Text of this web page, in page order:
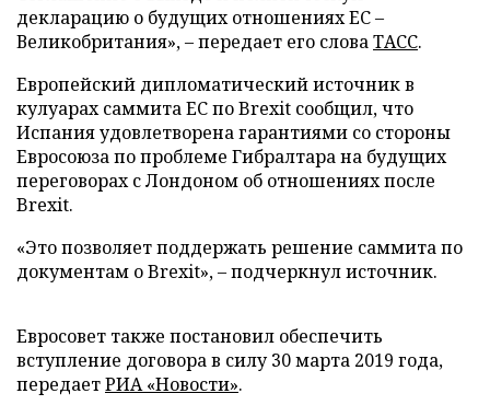
декларацию о будущих отношениях ЕС –
Великобритания», – передает его словаТАСС.
Европейский дипломатический источник в
кулуарах саммита ЕС по Brexit сообщил, что
Испания удовлетворена гарантиями со стороны
Евросоюза по проблеме Гибралтара на будущих
переговорах с Лондоном об отношениях после
Brexit.
«Это позволяет поддержать решение саммита по
документам о Brexit», – подчеркнул источник.
Евросовет также постановил обеспечить
вступление договора в силу 30 марта 2019 года,
передаетРИА «Новости».